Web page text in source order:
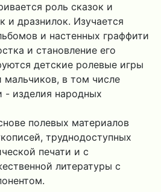
роль сказок и
и дразнилок. Изучается
и настенных граффити
и становление его
детские ролевые игры
мальчиков, в том числе
- изделия народных
полевых материалов
труднодоступных
печати и с
литературы с